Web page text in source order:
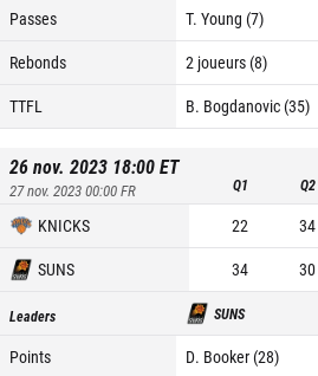
Passes
T. Young (7)
Rebonds
2 joueurs (8)
TTFL
B. Bogdanovic (35)
26 nov. 2023 18:00ET
27 nov. 2023 00:00FR Q1 Q2
KNICKS 22 34
SUNS
34 30
Leaders SUNS
Points D. Booker (28)